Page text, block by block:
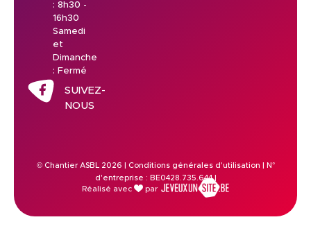
: 8h30 -
16h30
Samedi
et
Dimanche
: Fermé
SUIVEZ-
NOUS
© Chantier ASBL 2026 | Conditions générales d'utilisation | N°
d'entreprise : BE0428.735.644 |
Réalisé avec
par